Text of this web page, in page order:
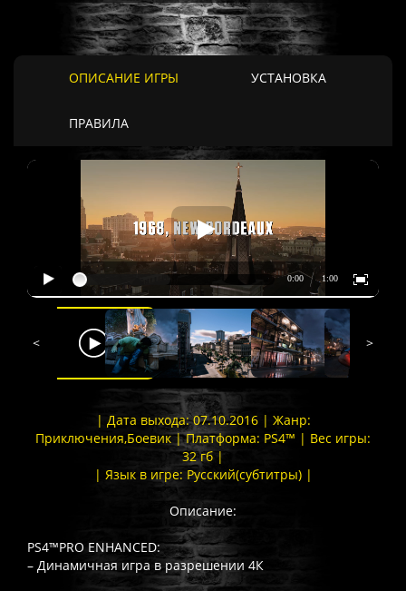
ОПИСАНИЕ ИГРЫ УСТАНОВКА
ПРАВИЛА
< >
| Дата выхода: 07.10.2016 | Жанр:
Приключения,Боевик | Платформа: PS4™ | Вес игры:
32 гб |
| Язык в игре: Русский(субтитры) |
Описание:
PS4™PRO ENHANCED:
– Динамичная игра в разрешении 4К